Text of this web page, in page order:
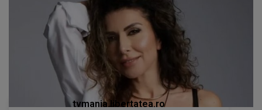
tvmania.libertatea.ro